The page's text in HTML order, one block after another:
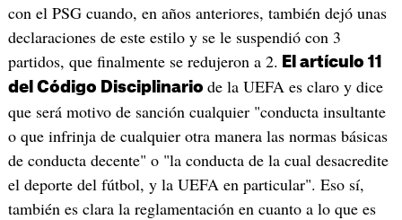
con el PSG cuando, en años anteriores, también dejó unas
declaraciones de este estilo y se le suspendió con 3
partidos, que finalmente se redujeron a 2. El artículo 11
del Código Disciplinario de la UEFA es claro y dice
que será motivo de sanción cualquier "conducta insultante
o que infrinja de cualquier otra manera las normas básicas
de conducta decente" o "la conducta de la cual desacredite
el deporte del fútbol, y la UEFA en particular". Eso sí,
también es clara la reglamentación en cuanto a lo que es